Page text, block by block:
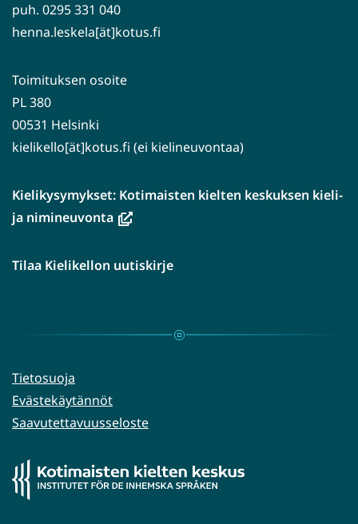
puh. 0295 331 040
henna.leskela[ät]kotus.fi
Toimituksen osoite
PL 380
00531 Helsinki
kielikello[ät]kotus.fi (ei kielineuvontaa)
Kielikysymykset: Kotimaisten kielten keskuksen kieli-
ja nimineuvonta(avautuu
ikkunaan,
palveluun)
Tilaa Kielikellon uutiskirje
Tietosuoja
Evästekäytännöt
Saavutettavuusseloste